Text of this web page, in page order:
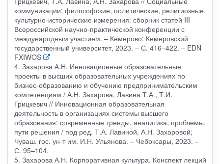
коммуникации: философские, политические, религиозные,
культурно-исторические измерения: сборник статей III
Всероссийской научно-практической конференции с
международным участием. – Кемерово: Кемеровский
государственный университет, 2023. – С. 416–422. – EDN
FXIWOS
4. Захарова А.Н. Инновационные образовательные
проекты в высших образовательных учреждениях по
бизнес-образованию и обучению предпринимательским
компетенциям / А.Н. Захарова, Лавина Т.А., Т.И.
Грицкевич // Инновационная образовательная
деятельность в организациях системы высшего
образования: современные тренды, аналитика, проблемы,
пути решения / под ред. Т.А. Лавиной, А.Н. Захаровой;
Чуваш. гос. ун-т им. И.Н. Ульянова. – Чебоксары, 2023. –
С. 95–104.
5. Захарова А.Н. Корпоративная культура. Конспект лекций